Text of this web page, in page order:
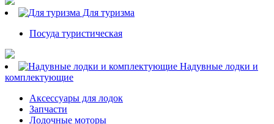
Для туризма
Посуда туристическая
Надувные лодки и
комплектующие
Аксессуары для лодок
Запчасти
Лодочные моторы